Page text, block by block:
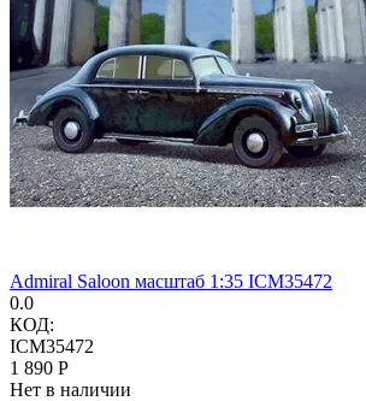
Admiral Saloon масштаб 1:35 ICM35472
0.0
КОД:
ICM35472
1 890 Р
Нет в наличии